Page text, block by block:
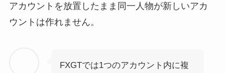
アカウントを放置したまま同一人物が新しいアカ
ウントは作れません。
FXGTでは1つのアカウント内に複